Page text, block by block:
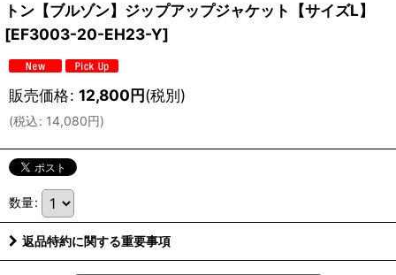
トン【ブルゾン】ジップアップジャケット【サイズL】
[EF3003-20-EH23-Y]
販売価格: 12,800円(税別)
(税込: 14,080円)
数量:
返品特約に関する重要事項